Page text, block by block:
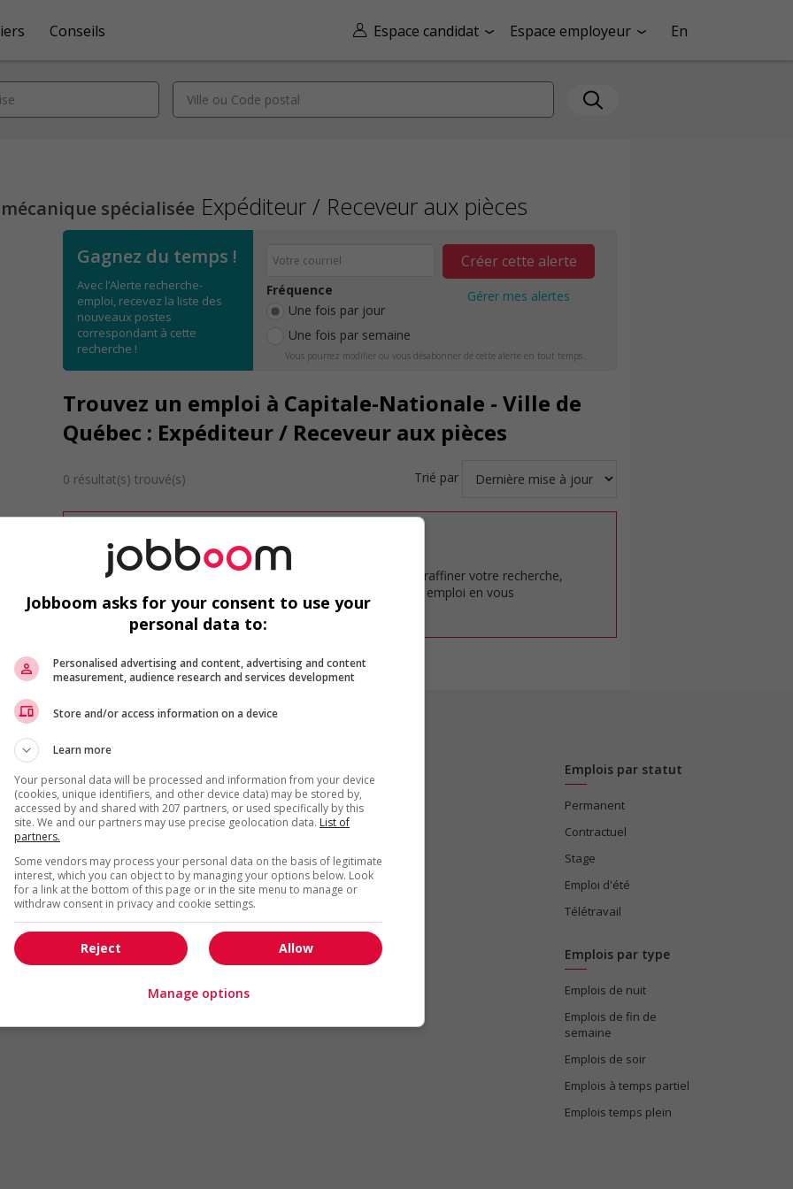
Espace candidat Espace employeur En
Conseils
spécialisée Expéditeur / Receveur aux pièces
Gagnez du temps !
Avec l’Alerte recherche-
emploi, recevez la liste des
nouveaux postes
correspondant à cette
recherche !
Fréquence
Une fois par jour
Une fois par semaine
Créer cette alerte
Gérer mes alertes
Vous pourrez modifier ou vous désabonner de cette alerte en tout temps.
Trouvez un emploi à Capitale-Nationale - Ville de
Québec : Expéditeur / Receveur aux pièces
0 résultat(s) trouvé(s) Trié par
Désolé, cette recherche n'a produit aucun résultat.
Veuillez faire une nouvelle recherche.
Vous pouvez en tout temps utiliser nos outils pour raffiner votre recherche,
ou chercher un poste selon votre profil d'intérêt en emploi en vous
inscrivantcomme membre Jobboom.
Arts et métiers de la mode Automobile et transport
Cadres supérieurs
Commerce / Offres de services
Comptabilité / Assurance
Construction / Manutention
Droit
Ingénierie / Sciences
Marketing / Communication
Ressources humaines
Tourisme / Hôtellerie
Santé
Emplois par statut
Permanent
Contractuel
Stage
Emploi d'été
Télétravail
Emplois par type
Emplois de nuit
Emplois de fin de
semaine
Emplois de soir
Emplois à temps partiel
Emplois temps plein
Jobboom asks for your consent to use your
personal data to:
Personalised advertising and content, advertising and content
measurement, audience research and services development
Store and/or access information on a device
Learn more
Your personal data will be processed and information from your device
(cookies, unique identifiers, and other device data) may be stored by,
accessed by and shared with 207 partners, or used specifically by this
site. We and our partners may use precise geolocation data. List of
partners.
Some vendors may process your personal data on the basis of legitimate
interest, which you can object to by managing your options below. Look
for a link at the bottom of this page or in the site menu to manage or
withdraw consent in privacy and cookie settings.
Allow
Reject
Manage options